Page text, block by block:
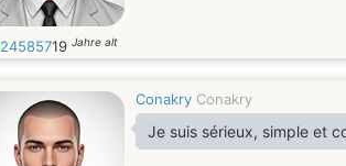
24585719 Jahre alt
Conakry Conakry
Je suis sérieux, simple et